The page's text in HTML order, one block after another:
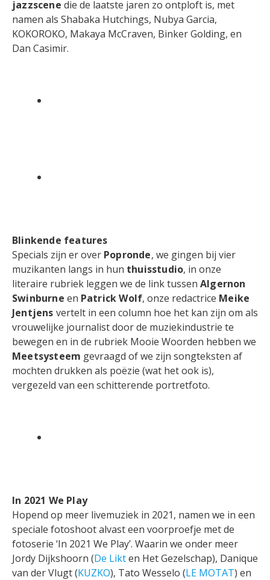
jazzscene die de laatste jaren zo ontploft is, met
namen als Shabaka Hutchings, Nubya Garcia,
KOKOROKO, Makaya McCraven, Binker Golding, en
Dan Casimir.
Blinkende features
Specials zijn er over Popronde, we gingen bij vier
muzikanten langs in hun thuisstudio, in onze
literaire rubriek leggen we de link tussen Algernon
Swinburne en Patrick Wolf, onze redactrice Meike
Jentjens vertelt in een column hoe het kan zijn om als
vrouwelijke journalist door de muziekindustrie te
bewegen en in de rubriek Mooie Woorden hebben we
Meetsysteem gevraagd of we zijn songteksten af
mochten drukken als poëzie (wat het ook is),
vergezeld van een schitterende portretfoto.
In 2021 We Play
Hopend op meer livemuziek in 2021, namen we in een
speciale fotoshoot alvast een voorproefje met de
fotoserie ‘In 2021 We Play’. Waarin we onder meer
Jordy Dijkshoorn (De Likten Het Gezelschap), Danique
van der Vlugt (KUZKO), Tato Wesselo (LE MOTAT) en